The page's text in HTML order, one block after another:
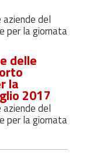
aziende del
per la giornata
delle
la
2017
aziende del
per la giornata